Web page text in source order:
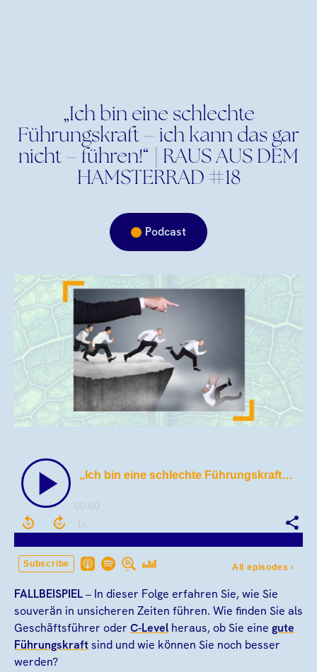
„Ich bin eine schlechte
Führungskraft – ich kann das gar
nicht – führen!“ | RAUS AUS DEM
HAMSTERRAD #18
Podcast
FALLBEISPIEL– In dieser Folge erfahren Sie, wie Sie
souverän in unsicheren Zeiten führen. Wie finden Sie als
Geschäftsführer oder C-Level heraus, ob Sie eine gute
Führungskraftsind und wie können Sie noch besser
werden?